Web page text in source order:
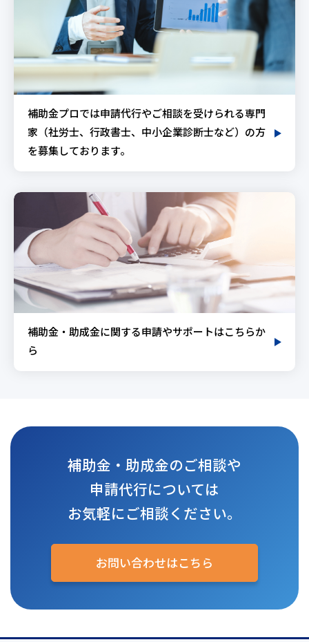
補助金プロでは申請代行やご相談を受けられる専門
家（社労士、行政書士、中小企業診断士など）の方
を募集しております。
補助金・助成金に関する申請やサポートはこちらか
ら
補助金・助成金のご相談や
申請代行については
お気軽にご相談ください。
お問い合わせはこちら